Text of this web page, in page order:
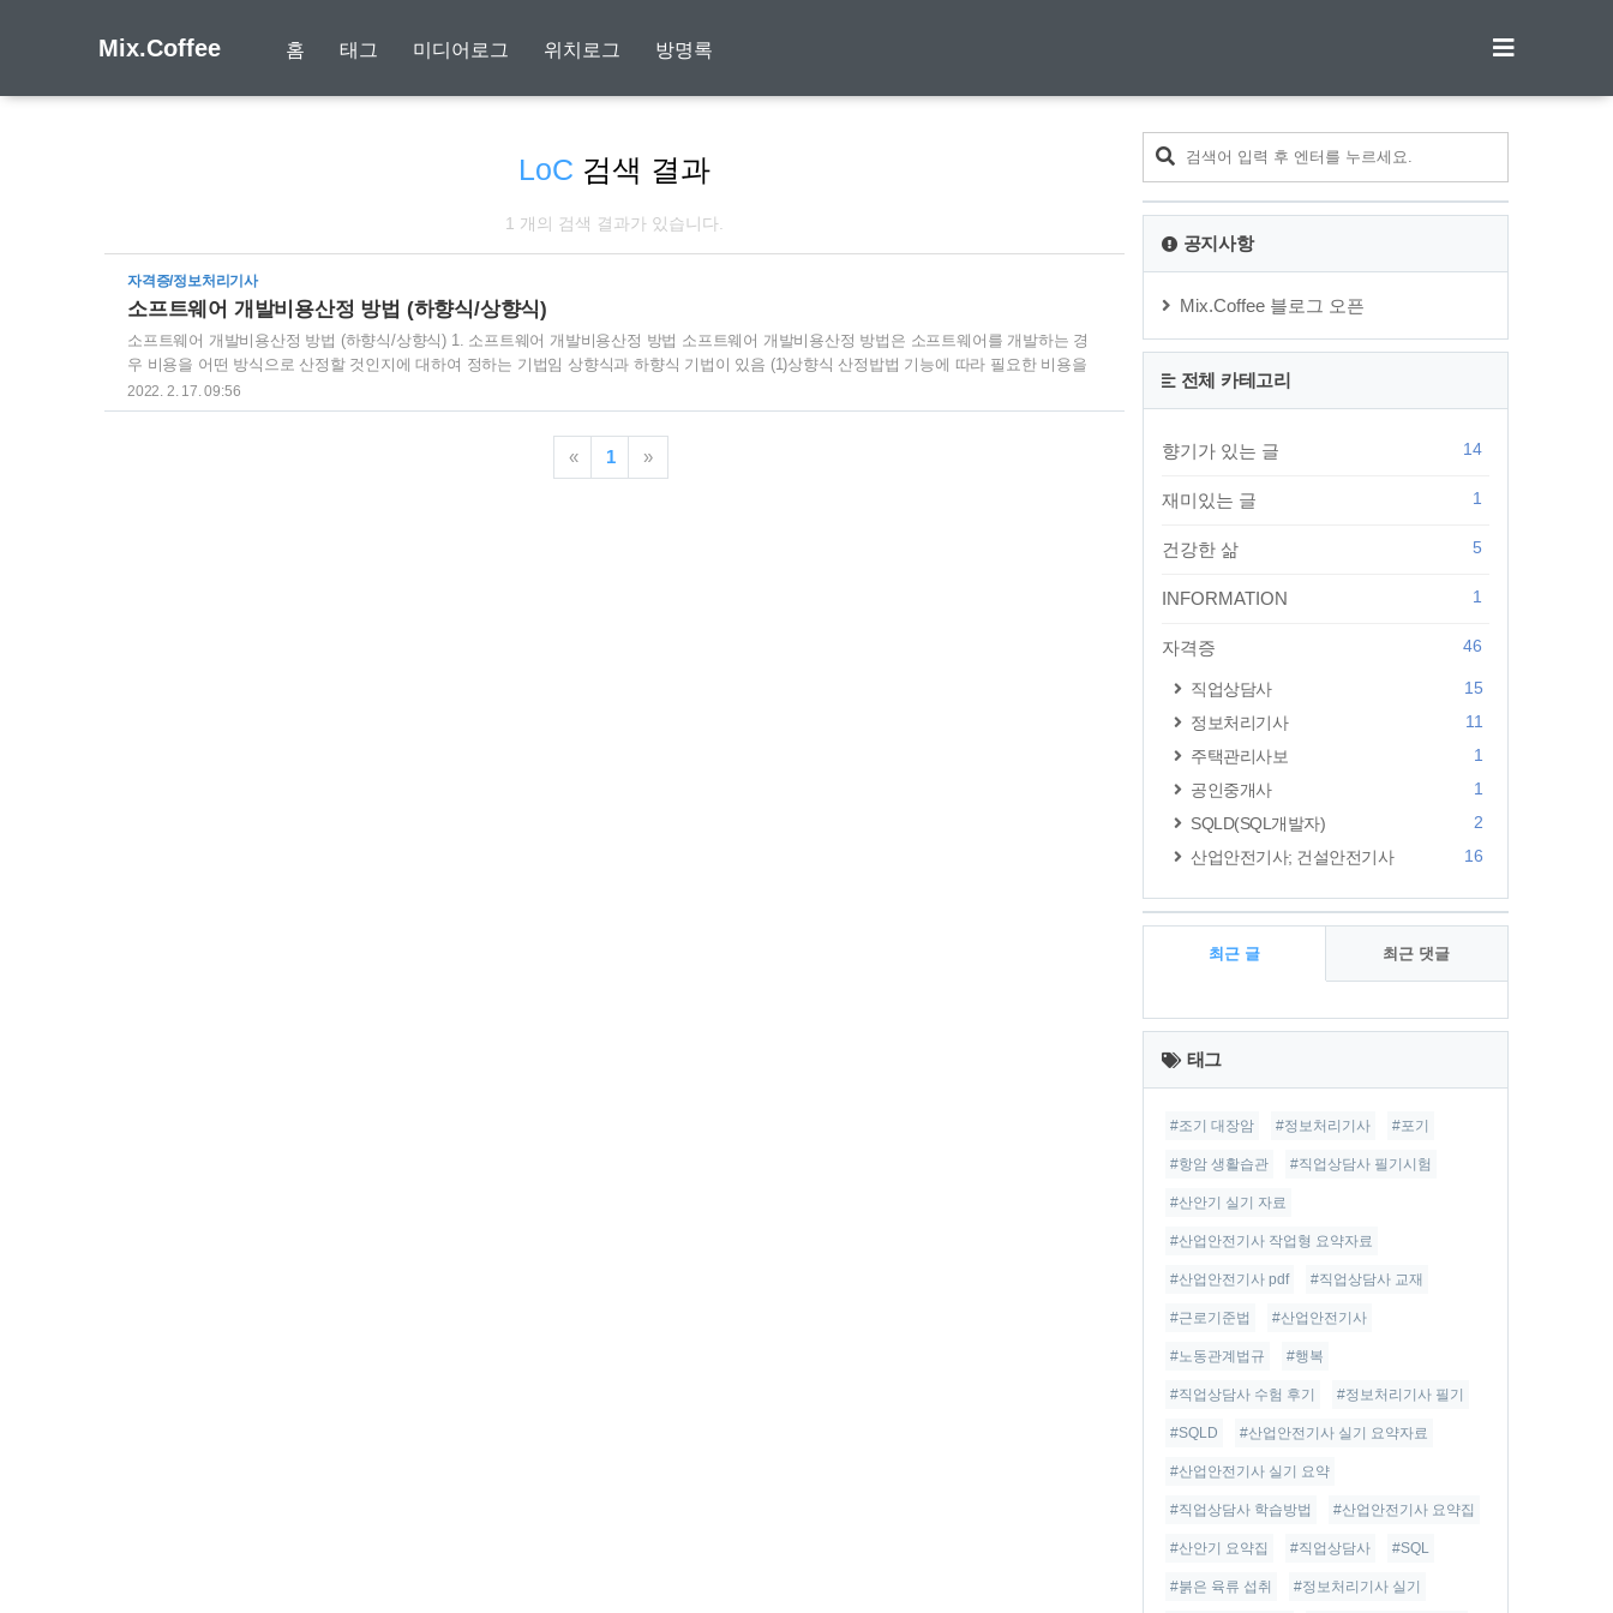
Mix.Coffee 홈 태그 미디어로그 위치로그 방명록
LoC 검색 결과
1 개의 검색 결과가 있습니다.
자격증/정보처리기사
소프트웨어 개발비용산정 방법 (하향식/상향식)
소프트웨어 개발비용산정 방법 (하향식/상향식) 1. 소프트웨어 개발비용산정 방법 소프트웨어 개발비용산정 방법은 소프트웨어를 개발하는 경
우 비용을 어떤 방식으로 산정할 것인지에 대하여 정하는 기법임 상향식과 하향식 기법이 있음 (1)상향식 산정밥법 기능에 따라 필요한 비용을
계산하는 방식. LOC(Line of code), MM(Man Month), COCOMO, Putnam, FP(Function Point) (2) 하향식 산정방법 전문가가 비용을 산정하는 것.
전문가 판단, 델파이 기법 2. 상향식 산정방법 (1) LOC(Line of code) 코드라인 수의 낙관치, 중간치, 비관치를 측정하여 1:4:1의 가중치를 두어 평
균을 내는 방식으로 예측치를 구하는 것 (2) MM(Man Month) 인월, ..
2022. 2. 17. 09:56
« 1 »
공지사항
Mix.Coffee 블로그 오픈
전체 카테고리
향기가 있는 글 14
재미있는 글 1
건강한 삶 5
INFORMATION 1
자격증 46
직업상담사
15
정보처리기사
11
주택관리사보
1
공인중개사
1
SQLD(SQL개발자)
2
산업안전기사; 건설안전기사
16
최근 글 최근 댓글
최
근
글
태그
#조기 대장암 #정보처리기사 #포기
#항암 생활습관 #직업상담사 필기시험
#산안기 실기 자료
#산업안전기사 작업형 요약자료
#산업안전기사 pdf #직업상담사 교재
#근로기준법 #산업안전기사
#노동관계법규 #행복
#직업상담사 수험 후기 #정보처리기사 필기
#SQLD #산업안전기사 실기 요약자료
#산업안전기사 실기 요약
#직업상담사 학습방법 #산업안전기사 요약집
#산안기 요약집 #직업상담사 #SQL
#붉은 육류 섭취 #정보처리기사 실기